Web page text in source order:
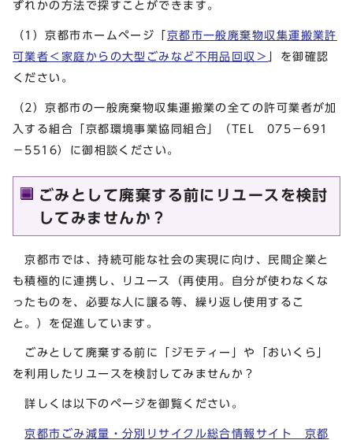
ずれかの方法で探すことができます。
（1）京都市ホームページ「 京都市一般廃棄物収集運搬業許
可業者＜家庭からの大型ごみなど不用品回収＞
」を御確認
ください。
（2）京都市の一般廃棄物収集運搬業の全ての許可業者が加
入する組合「京都環境事業協同組合」（TEL 075－691
－5516）に御相談ください。
ごみとして廃棄する前にリユースを検討
してみませんか？
京都市では、持続可能な社会の実現に向け、民間企業と
も積極的に連携し、リユース（再使用。自分が使わなくな
ったものを、必要な人に譲る等、繰り返し使用するこ
と。）を促進しています。
ごみとして廃棄する前に「ジモティー」や「おいくら」
を利用したリユースを検討してみませんか？
詳しくは以下のページを御覧ください。
京都市ごみ減量・分別リサイクル総合情報サイト 京都